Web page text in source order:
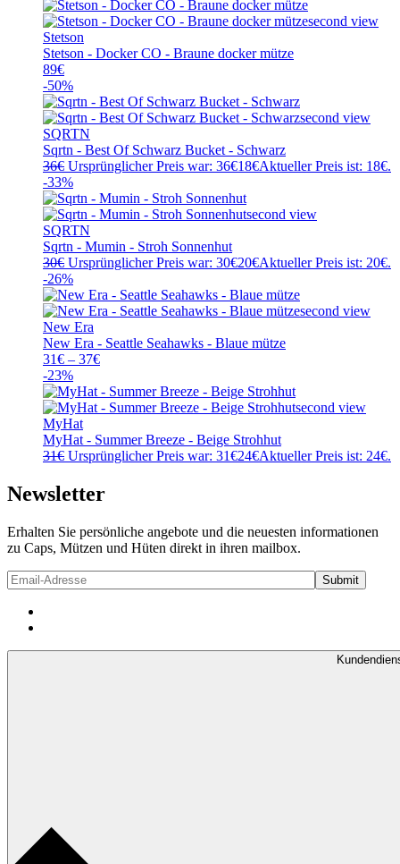
Stetson
Stetson - Docker CO - Braune docker mütze
89€
-50%
SQRTN
Sqrtn - Best Of Schwarz Bucket - Schwarz
36€ Ursprünglicher Preis war: 36€18€Aktueller Preis ist: 18€.
-33%
SQRTN
Sqrtn - Mumin - Stroh Sonnenhut
30€ Ursprünglicher Preis war: 30€20€Aktueller Preis ist: 20€.
-26%
New Era
New Era - Seattle Seahawks - Blaue mütze
31€ – 37€
-23%
MyHat
MyHat - Summer Breeze - Beige Strohhut
31€ Ursprünglicher Preis war: 31€24€Aktueller Preis ist: 24€.
Newsletter
Erhalten Sie persönliche angebote und die neuesten informationen
zu Caps, Mützen und Hüten direkt in ihren mailbox.